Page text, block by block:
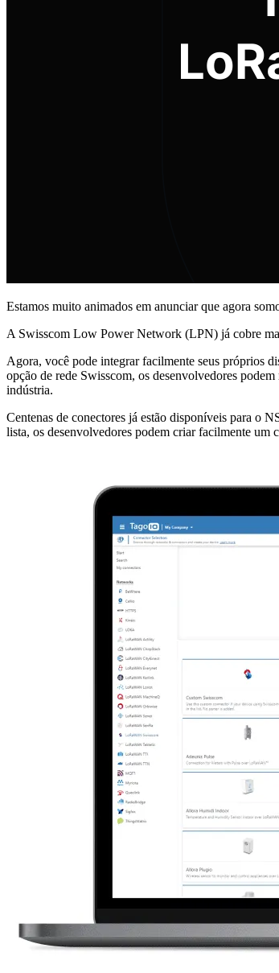
Estamos muito animados em anunciar que agora
A Swisscom Low Power Network (LPN) já cobre
Agora, você pode integrar facilmente seus próprios
opção de rede Swisscom, os desenvolvedores
indústria.
Centenas de conectores já estão disponíveis para o
lista, os desenvolvedores podem criar facilmente um